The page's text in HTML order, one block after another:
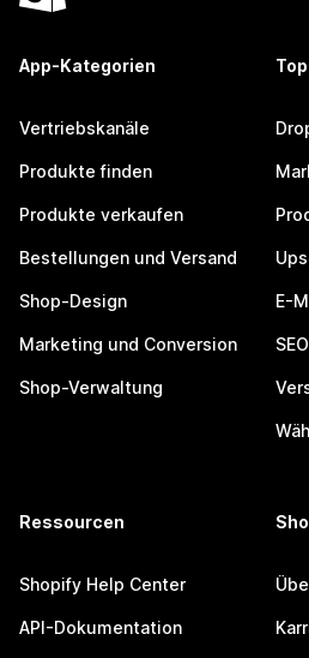
App-Kategorien
Vertriebskanäle
Produkte finden
Produkte verkaufen
Bestellungen und Versand
Shop-Design
Marketing und Conversion
Shop-Verwaltung
E-
SEO
Ressourcen
Shopify Help Center
API-Dokumentation